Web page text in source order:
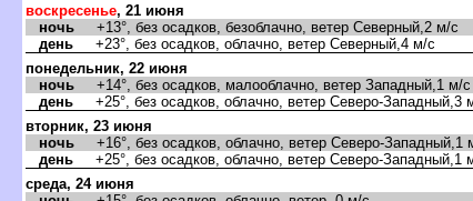
оскресенье, 21 июня
ночь +13°, без осадков, безоблачно, ветер Северный,2 м/с
день +23°, без осадков, облачно, ветер Северный,4 м/с
понедельник, 22 июня
ночь +14°, без осадков, малооблачно, ветер Западный,1 м/с
день +25°, без осадков, облачно, ветер Северо-Западный,3
торник, 23 июня
ночь +16°, без осадков, облачно, ветер Северо-Западный,1
день +25°, без осадков, облачно, ветер Северо-Западный,1
среда, 24 июня